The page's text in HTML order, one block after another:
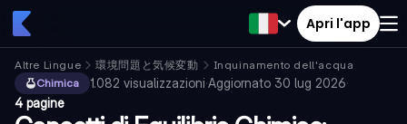
Apri l'app
Altre Lingue 環境問題と気候変動
Inquinamento dell'acqua
Chimica
1.082 visualizzazioni·Aggiornato 30 lug 2026·
4 pagine